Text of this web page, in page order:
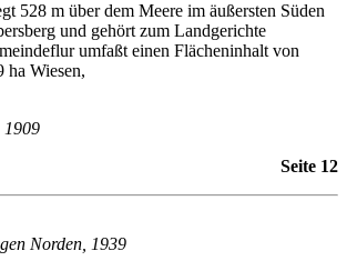
528 m über dem Meere im äußersten Süden
und gehört zum Landgerichte
umfaßt einen Flächeninhalt von
ha Wiesen,
1909
Seite 12
Norden, 1939